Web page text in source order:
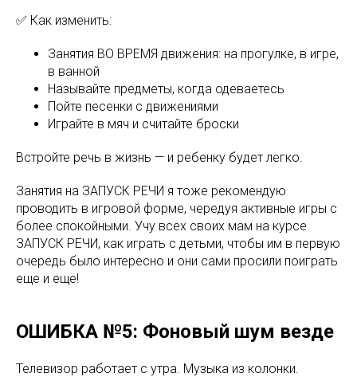
✅ Как изменить:
Занятия ВО ВРЕМЯ движения: на прогулке, в игре,
в ванной
Называйте предметы, когда одеваетесь
Пойте песенки с движениями
Играйте в мяч и считайте броски
Встройте речь в жизнь — и ребенку будет легко.
Занятия на ЗАПУСК РЕЧИ я тоже рекомендую
проводить в игровой форме, чередуя активные игры с
более спокойными. Учу всех своих мам на курсе
ЗАПУСК РЕЧИ, как играть с детьми, чтобы им в первую
очередь было интересно и они сами просили поиграть
еще и еще!
ОШИБКА №5: Фоновый шум везде
Телевизор работает с утра. Музыка из колонки.